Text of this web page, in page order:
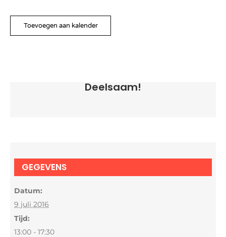
Toevoegen aan kalender
Deelsaam!
GEGEVENS
Datum:
9 juli 2016
Tijd:
13:00 - 17:30